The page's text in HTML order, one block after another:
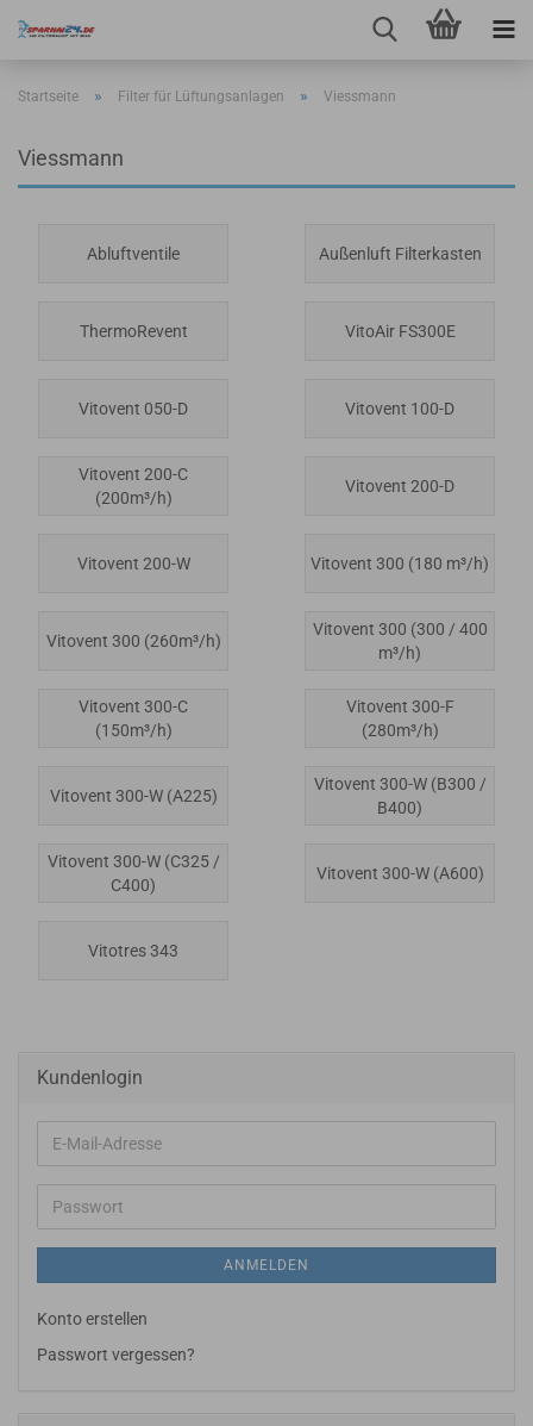
Startseite » Filter für Lüftungsanlagen » Viessmann
Viessmann
Abluftventile Außenluft Filterkasten
ThermoRevent VitoAir FS300E
Vitovent 050-D Vitovent 100-D
Vitovent 200-C
(200m³/h)
Vitovent 200-D
Vitovent 200-W Vitovent 300 (180 m³/h)
Vitovent 300 (260m³/h)
Vitovent 300 (300 / 400
m³/h)
Vitovent 300-C
(150m³/h)
Vitovent 300-F
(280m³/h)
Vitovent 300-W (A225)
Vitovent 300-W (B300 /
B400)
Vitovent 300-W (C325 /
C400)
Vitovent 300-W (A600)
Vitotres 343
Kundenlogin
E-
Mail-
Adresse
Passwort
ANMELDEN
Konto erstellen
Passwort vergessen?